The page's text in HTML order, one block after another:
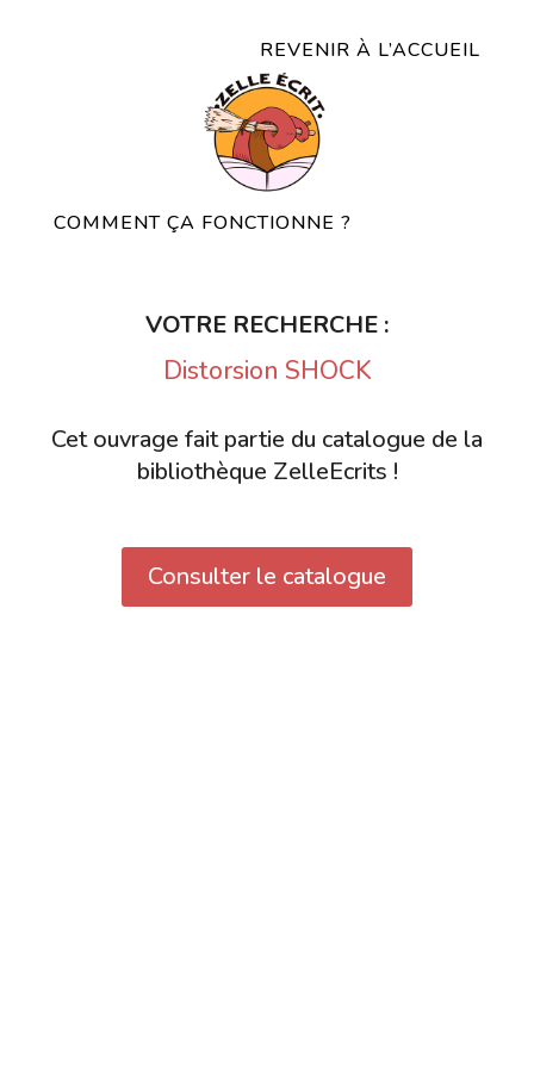
REVENIR À L’ACCUEIL
COMMENT ÇA FONCTIONNE ?
VOTRE RECHERCHE :
Distorsion SHOCK
Cet ouvrage fait partie du catalogue de la
bibliothèque ZelleEcrits !
Consulter le catalogue